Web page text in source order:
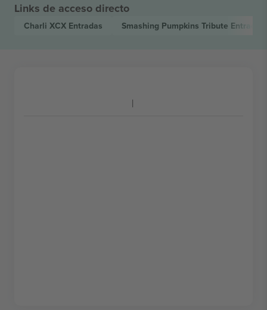
Links de acceso directo
Charli XCX Entradas Smashing Pumpkins Tribute Entradas